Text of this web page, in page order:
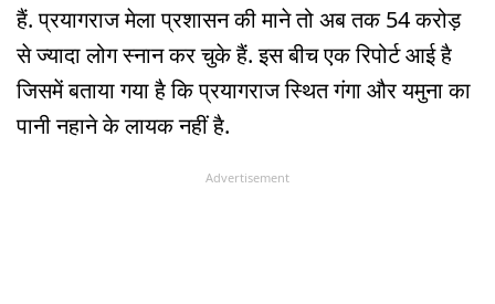
हैं. प्रयागराज मेला प्रशासन की माने तो अब तक 54 करोड़
से ज्यादा लोग स्नान कर चुके हैं. इस बीच एक रिपोर्ट आई है
जिसमें बताया गया है कि प्रयागराज स्थित गंगा और यमुना का
पानी नहाने के लायक नहीं है.
Advertisement